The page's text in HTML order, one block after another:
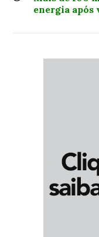
energia após